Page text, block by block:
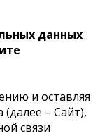
данных
и оставляя
(далее – Сайт),
связи